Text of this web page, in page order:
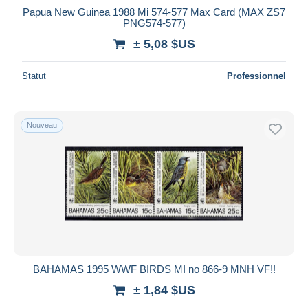
Papua New Guinea 1988 Mi 574-577 Max Card (MAX ZS7
PNG574-577)
± 5,08 $US
Statut Professionnel
Nouveau
BAHAMAS 1995 WWF BIRDS MI no 866-9 MNH VF!!
± 1,84 $US